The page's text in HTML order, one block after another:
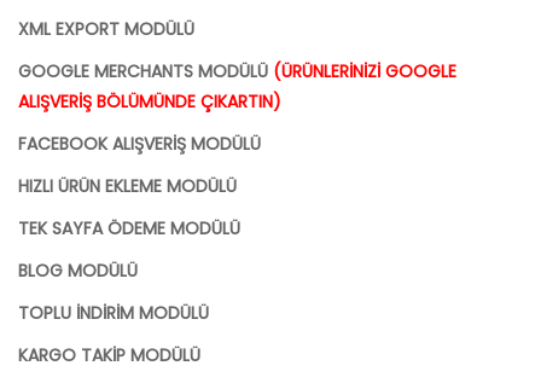
XML EXPORT MODÜLÜ
GOOGLE MERCHANTS MODÜLÜ (ÜRÜNLERİNİZİ GOOGLE
ALIŞVERİŞ BÖLÜMÜNDE ÇIKARTIN)
FACEBOOK ALIŞVERİŞ MODÜLÜ
HIZLI ÜRÜN EKLEME MODÜLÜ
TEK SAYFA ÖDEME MODÜLÜ
BLOG MODÜLÜ
TOPLU İNDİRİM MODÜLÜ
KARGO TAKİP MODÜLÜ